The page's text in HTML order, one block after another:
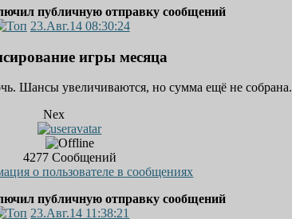
публичную отправку сообщений
23.Авг.14 08:30:24
игры месяца
Шансы увеличиваются, но сумма ещё не собрана.
Nex
4277Сообщений
публичную отправку сообщений
23.Авг.14 11:38:21